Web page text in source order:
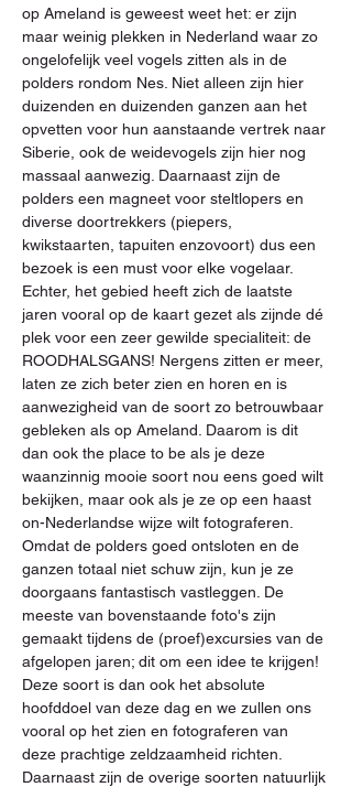
op Ameland is geweest weet het: er zijn
maar weinig plekken in Nederland waar zo
ongelofelijk veel vogels zitten als in de
polders rondom Nes. Niet alleen zijn hier
duizenden en duizenden ganzen aan het
opvetten voor hun aanstaande vertrek naar
Siberie, ook de weidevogels zijn hier nog
massaal aanwezig. Daarnaast zijn de
polders een magneet voor steltlopers en
diverse doortrekkers (piepers,
kwikstaarten, tapuiten enzovoort) dus een
bezoek is een must voor elke vogelaar.
Echter, het gebied heeft zich de laatste
jaren vooral op de kaart gezet als zijnde dé
plek voor een zeer gewilde specialiteit: de
ROODHALSGANS! Nergens zitten er meer,
laten ze zich beter zien en horen en is
aanwezigheid van de soort zo betrouwbaar
gebleken als op Ameland. Daarom is dit
dan ook the place to be als je deze
waanzinnig mooie soort nou eens goed wilt
bekijken, maar ook als je ze op een haast
on-Nederlandse wijze wilt fotograferen.
Omdat de polders goed ontsloten en de
ganzen totaal niet schuw zijn, kun je ze
doorgaans fantastisch vastleggen. De
meeste van bovenstaande foto's zijn
gemaakt tijdens de (proef)excursies van de
afgelopen jaren; dit om een idee te krijgen!
Deze soort is dan ook het absolute
hoofddoel van deze dag en we zullen ons
vooral op het zien en fotograferen van
deze prachtige zeldzaamheid richten.
Daarnaast zijn de overige soorten natuurlijk